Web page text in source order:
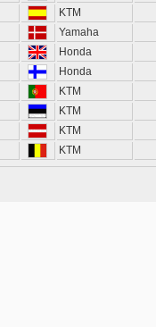
KTM
Yamaha
Honda
Honda
KTM
KTM
KTM
KTM